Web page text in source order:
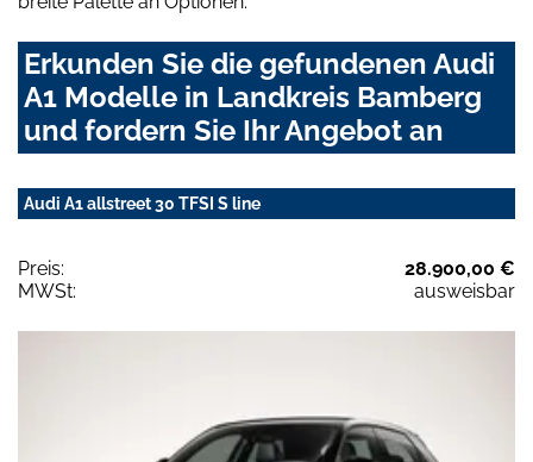
Erkunden Sie die gefundenen Audi
A1 Modelle in Landkreis Bamberg
und fordern Sie Ihr Angebot an
Audi A1 allstreet 30 TFSI S line
Preis:
28.900,00 €
MWSt:
ausweisbar